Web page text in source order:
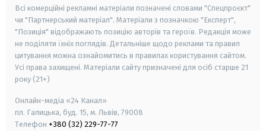
Всі комерційні рекламні матеріали позначені словами "Спецпроєкт"
чи "Партнерський матеріал". Матеріали з позначкою "Експерт",
"Позиція" відображають позицію авторів та героїв. Редакція може
не поділяти їхніх поглядів. Детальніше щодо реклами та правил
цитування можна ознайомитись в правилах користування сайтом.
Усі права захищені. Матеріали сайту призначені для осіб старше 21
року (21+)
Онлайн-медіа «24 Канал»
пл. Галицька, буд. 15, м. Львів, 79008
Телефон +380 (32) 229-77-77